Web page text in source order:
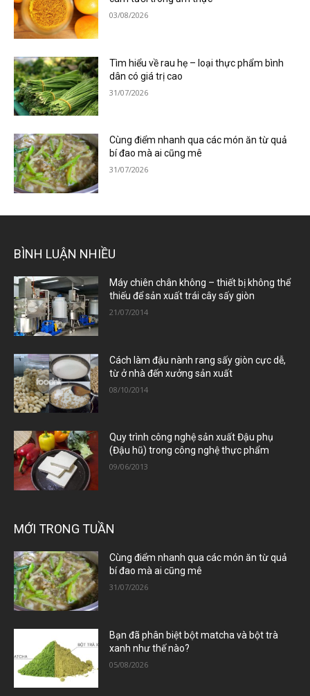
03/08/2026
Tìm hiểu về rau hẹ – loại thực phẩm bình
dân có giá trị cao
31/07/2026
Cùng điểm nhanh qua các món ăn từ quả
bí đao mà ai cũng mê
31/07/2026
BÌNH LUẬN NHIỀU
Máy chiên chân không – thiết bị không thể
thiếu để sản xuất trái cây sấy giòn
21/07/2014
Cách làm đậu nành rang sấy giòn cực dễ,
từ ở nhà đến xưởng sản xuất
08/10/2014
Quy trình công nghệ sản xuất Đậu phụ
(Đậu hũ) trong công nghệ thực phẩm
09/06/2013
MỚI TRONG TUẦN
Cùng điểm nhanh qua các món ăn từ quả
bí đao mà ai cũng mê
31/07/2026
Bạn đã phân biệt bột matcha và bột trà
xanh như thế nào?
05/08/2026